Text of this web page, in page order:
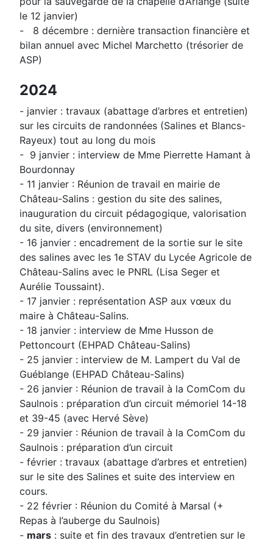
le 12 janvier)
- 8 décembre : dernière transaction financière et
bilan annuel avec Michel Marchetto (trésorier de
ASP)
2024
- janvier : travaux (abattage d’arbres et entretien)
sur les circuits de randonnées (Salines et Blancs-
Rayeux) tout au long du mois
- 9 janvier : interview de Mme Pierrette Hamant à
Bourdonnay
- 11 janvier : Réunion de travail en mairie de
Château-Salins : gestion du site des salines,
inauguration du circuit pédagogique, valorisation
du site, divers (environnement)
- 16 janvier : encadrement de la sortie sur le site
des salines avec les 1e STAV du Lycée Agricole de
Château-Salins avec le PNRL (Lisa Seger et
Aurélie Toussaint).
- 17 janvier : représentation ASP aux vœux du
maire à Château-Salins.
- 18 janvier : interview de Mme Husson de
Pettoncourt (EHPAD Château-Salins)
- 25 janvier : interview de M. Lampert du Val de
Guéblange (EHPAD Château-Salins)
- 26 janvier : Réunion de travail à la ComCom du
Saulnois : préparation d’un circuit mémoriel 14-18
et 39-45 (avec Hervé Sève)
- 29 janvier : Réunion de travail à la ComCom du
Saulnois : préparation d’un circuit
- février : travaux (abattage d’arbres et entretien)
sur le site des Salines et suite des interview en
cours.
- 22 février : Réunion du Comité à Marsal (+
Repas à l’auberge du Saulnois)
- mars : suite et fin des travaux d’entretien sur le